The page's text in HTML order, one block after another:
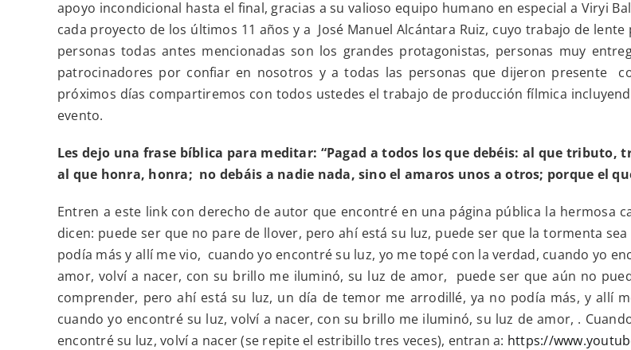
apoyo incondicional hasta el final, gracias a su valioso equipo humano en especial a Viryi
cada proyecto de los últimos 11 años y a José Manuel Alcántara Ruiz, cuyo trabajo de
personas todas antes mencionadas son los grandes protagonistas, personas muy
patrocinadores por confiar en nosotros y a todas las personas que dijeron presente
próximos días compartiremos con todos ustedes el trabajo de producción fílmica
evento.
Les dejo una frase bíblica para meditar: “Pagad a todos los que debéis: al que
al que honra, honra; no debáis a nadie nada, sino el amaros unos a otros; porque el
Entren a este link con derecho de autor que encontré en una página pública la hermosa
dicen: puede ser que no pare de llover, pero ahí está su luz, puede ser que la tormenta
podía más y allí me vio, cuando yo encontré su luz, yo me topé con la verdad, cuando yo
amor, volví a nacer, con su brillo me iluminó, su luz de amor, puede ser que aún no
comprender, pero ahí está su luz, un día de temor me arrodillé, ya no podía más, y allí
cuando yo encontré su luz, volví a nacer, con su brillo me iluminó, su luz de amor, .
encontré su luz, volví a nacer (se repite el estribillo tres veces), entran a: https://